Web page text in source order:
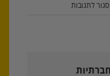
סגור לתגובות